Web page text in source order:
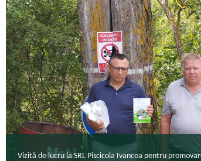
Vizită de lucru la SRL Piscicola Ivancea pentru